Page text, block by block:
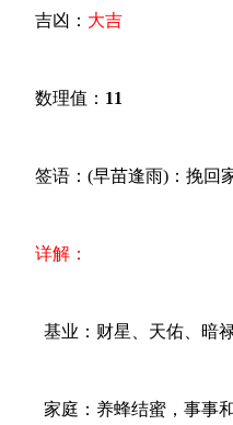
吉凶： 大吉
数理值： 11
签语：(早苗逢雨)：挽回
详解：
基业：财星、天佑、暗禄
家庭：养蜂结蜜，事事和